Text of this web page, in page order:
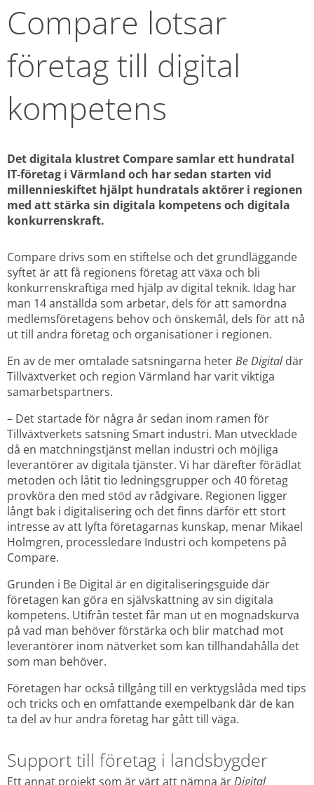
Compare lotsar
företag till digital
kompetens
Det digitala klustret Compare samlar ett hundratal
IT-företag i Värmland och har sedan starten vid
millennieskiftet hjälpt hundratals aktörer i regionen
med att stärka sin digitala kompetens och digitala
konkurrenskraft.
Compare drivs som en stiftelse och det grundläggande
syftet är att få regionens företag att växa och bli
konkurrenskraftiga med hjälp av digital teknik. Idag har
man 14 anställda som arbetar, dels för att samordna
medlemsföretagens behov och önskemål, dels för att nå
ut till andra företag och organisationer i regionen.
En av de mer omtalade satsningarna heter Be Digital där
Tillväxtverket och region Värmland har varit viktiga
samarbetspartners.
– Det startade för några år sedan inom ramen för
Tillväxtverkets satsning Smart industri. Man utvecklade
då en matchningstjänst mellan industri och möjliga
leverantörer av digitala tjänster. Vi har därefter förädlat
metoden och låtit tio ledningsgrupper och 40 företag
provköra den med stöd av rådgivare. Regionen ligger
långt bak i digitalisering och det finns därför ett stort
intresse av att lyfta företagarnas kunskap, menar Mikael
Holmgren, processledare Industri och kompetens på
Compare.
Grunden i Be Digital är en digitaliseringsguide där
företagen kan göra en självskattning av sin digitala
kompetens. Utifrån testet får man ut en mognadskurva
på vad man behöver förstärka och blir matchad mot
leverantörer inom nätverket som kan tillhandahålla det
som man behöver.
Företagen har också tillgång till en verktygslåda med tips
och tricks och en omfattande exempelbank där de kan
ta del av hur andra företag har gått till väga.
Support till företag i landsbygder
Ett annat projekt som är värt att nämna är Digital